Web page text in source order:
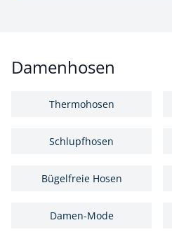
Damenhosen
Thermohosen
Schlupfhosen
Bügelfreie Hosen
Damen-Mode